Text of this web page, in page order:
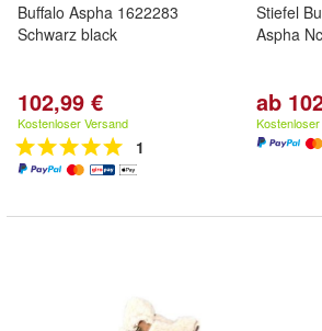
Buffalo Aspha 1622283
Schwarz black
102,99 €
Kostenloser Versand
1
Stiefel
Aspha
ab